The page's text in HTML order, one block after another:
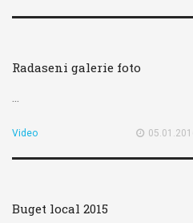
Radaseni galerie foto
...
Video
Buget local 2015